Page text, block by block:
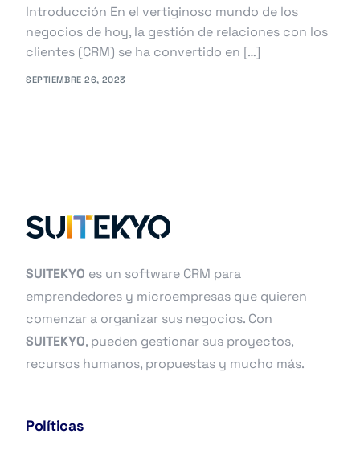
Introducción En el vertiginoso mundo de los
negocios de hoy, la gestión de relaciones con los
clientes (CRM) se ha convertido en […]
SEPTIEMBRE 26, 2023
SUITEKYO es un software CRM para
emprendedores y microempresas que quieren
comenzar a organizar sus negocios. Con
SUITEKYO, pueden gestionar sus proyectos,
recursos humanos, propuestas y mucho más.
Políticas